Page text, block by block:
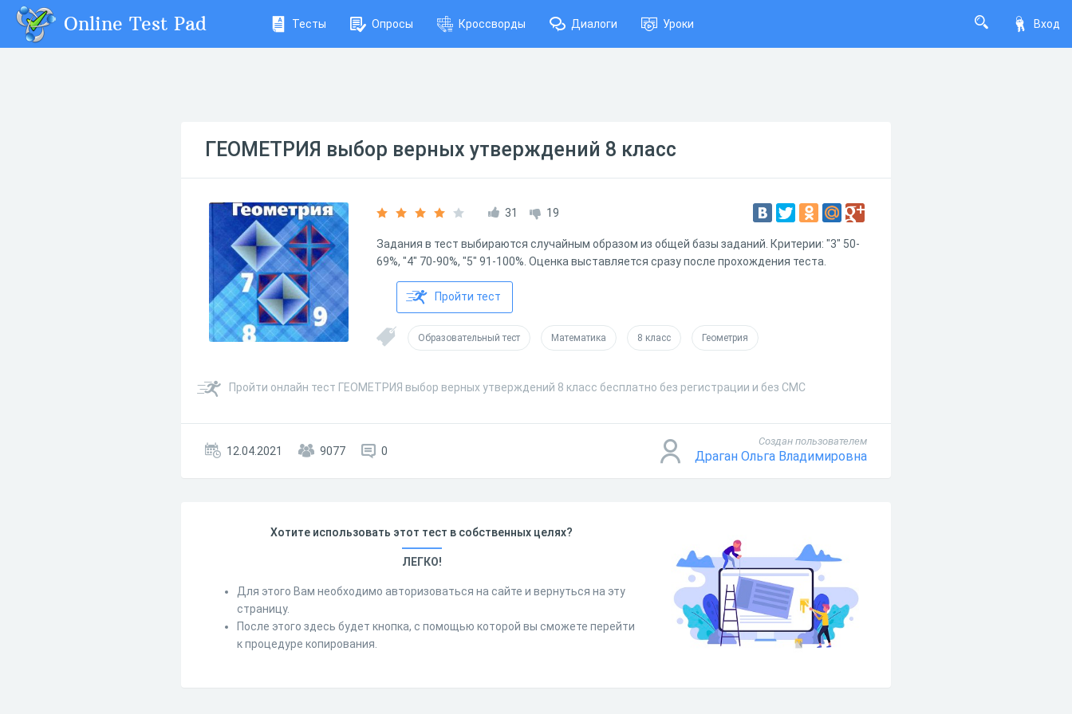
Вход
Online Test Pad Тесты Опросы Кроссворды Диалоги Уроки
ГЕОМЕТРИЯ выбор верных утверждений 8 класс
31 19
Задания в тест выбираются случайным образом из общей базы заданий. Критерии: "3" 50-
69%, "4" 70-90%, "5" 91-100%. Оценка выставляется сразу после прохождения теста.
Пройти тест
Образовательный тест Математика 8 класс Геометрия
Пройти онлайн тест ГЕОМЕТРИЯ выбор верных утверждений 8 класс бесплатно без регистрации и без СМС
12.04.2021 9077 0
Создан пользователем
Драган Ольга Владимировна
Хотите использовать этот тест в собственных целях?
ЛЕГКО!
Для этого Вам необходимо авторизоваться на сайте и вернуться на эту
страницу.
После этого здесь будет кнопка, с помощью которой вы сможете перейти
к процедуре копирования.